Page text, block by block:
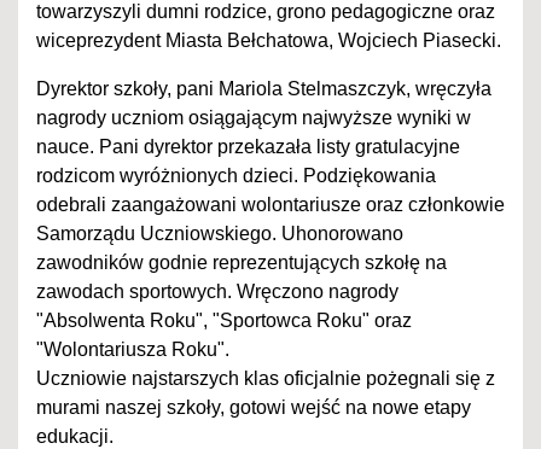
towarzyszyli dumni rodzice, grono pedagogiczne oraz
wiceprezydent Miasta Bełchatowa, Wojciech Piasecki.
Dyrektor szkoły, pani Mariola Stelmaszczyk, wręczyła
nagrody uczniom osiągającym najwyższe wyniki w
nauce. Pani dyrektor przekazała listy gratulacyjne
rodzicom wyróżnionych dzieci. Podziękowania
odebrali zaangażowani wolontariusze oraz członkowie
Samorządu Uczniowskiego. Uhonorowano
zawodników godnie reprezentujących szkołę na
zawodach sportowych. Wręczono nagrody
"Absolwenta Roku", "Sportowca Roku" oraz
"Wolontariusza Roku".
Uczniowie najstarszych klas oficjalnie pożegnali się z
murami naszej szkoły, gotowi wejść na nowe etapy
edukacji.